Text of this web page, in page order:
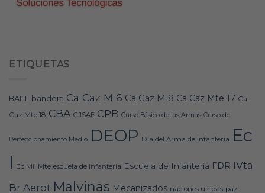
ETIQUETAS
BAI-11 bandera Ca Caz M 6 Ca Caz M 8 Ca Caz Mte 17 Ca
Caz Mte 18 CBA CJSAE CPB Curso Básico de las Armas Curso de
Perfeccionamiento Medio DEOP Día del Arma de Infantería Ec
I Ec Mil Mte escuela de infanteria Escuela de Infantería FDR IVta
Br Aerot Malvinas Mecanizados naciones unidas paz